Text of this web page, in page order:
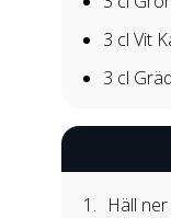
3 cl Vit
3 cl
Häll